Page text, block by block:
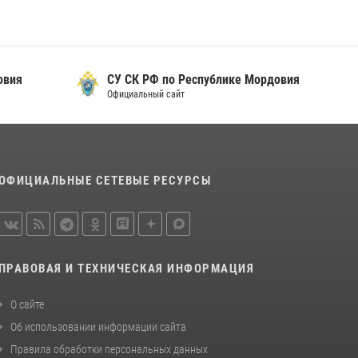
прошли при содействии сотрудников
Росгвардии
профмастерства в Саранске
СУ СК РФ по Республике Мордовия
Официальный сайт
СЕТЕВЫЕ РЕСУРСЫ
ПРАВОВАЯ И ТЕХНИЧЕСКАЯ ИНФОРМАЦИЯ
О сайте
Об использовании информации сайта
Правила обработки персональных данных